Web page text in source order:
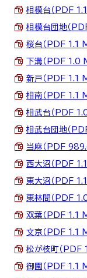
相模台（PDF
相模台団地（
桜台（PDF 1.1
下溝（PDF 1.0
新戸（PDF 1.1
相南（PDF 1.1
相武台（PDF
相武台団地（
当麻（PDF
西大沼（PDF
東大沼（PDF
東林間（PDF
双葉（PDF 1.1
文京（PDF 1.1
松が枝町（PDF
御園（PDF 1.1